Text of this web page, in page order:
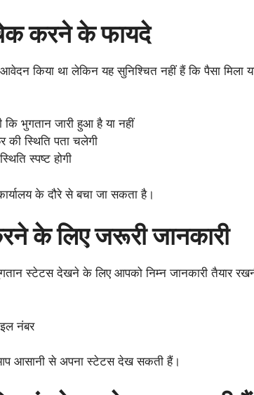
करने के फायदे
किया था लेकिन यह सुनिश्चित नहीं हैं कि पैसा मिला
कि भुगतान जारी हुआ है या नहीं
स्थिति पता चलेगी
स्पष्ट होगी
के दौरे से बचा जा सकता है।
के लिए जरूरी जानकारी
स्टेटस देखने के लिए आपको निम्न जानकारी तैयार
नंबर
आप आसानी से अपना स्टेटस देख सकती हैं।